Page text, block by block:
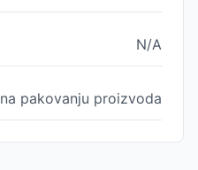
N/A
pakovanju proizvoda